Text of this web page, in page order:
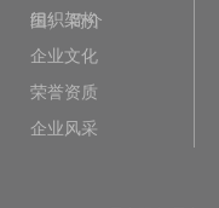
国） 简介
组织架构
企业文化
荣誉资质
企业风采